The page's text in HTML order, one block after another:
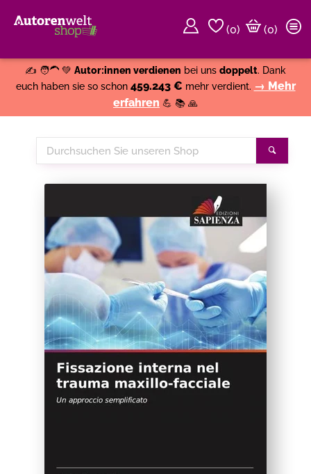
(0)
(0)
✍️ 🧑‍🦱 💚 Autor:innen verdienen bei uns doppelt. Dank
euch haben sie so schon 459.243 € mehr verdient. → Mehr
erfahren 💪 📚 🙏
Durchsuchen
Sie